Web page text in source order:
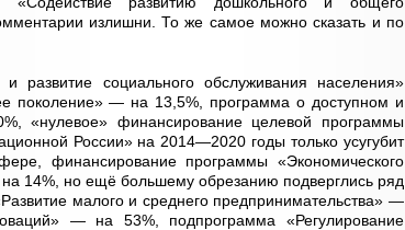
излишни. То же самое можно сказать и по
развитие социального обслуживания населения»
поколение» — на 13,5%, программа о доступном и
«нулевое» финансирование целевой программы
России» на 2014—2020 годы только усугубит
финансирование программы «Экономического
14%, но ещё большему обрезанию подверглись ряд
малого и среднего предпринимательства» —
— на 53%, подпрограмма «Регулирование